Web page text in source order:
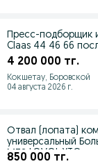
Пресс-подборщик
Claas 44 46 66
капитального
4 200 000 тг.
Кокшетау, Боровской
04 августа 2026 г.
Отвал (лопата)
универсальный
МТЗ LOVOL YTO
850 000 тг.